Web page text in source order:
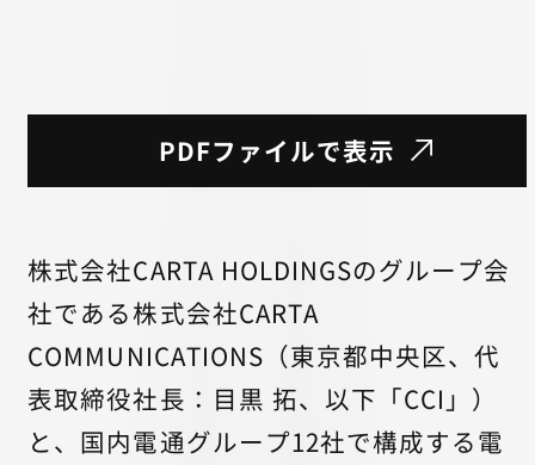
PDFファイルで表示
株式会社CARTA HOLDINGSのグループ会
社である株式会社CARTA
COMMUNICATIONS（東京都中央区、代
表取締役社長：目黒 拓、以下「CCI」）
と、国内電通グループ12社で構成する電